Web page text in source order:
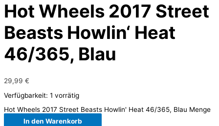
Hot Wheels 2017 Street
Beasts Howlin‘ Heat
46/365, Blau
29,99 €
Verfügbarkeit: 1 vorrätig
Hot Wheels 2017 Street Beasts Howlin' Heat 46/365, Blau Menge
In den Warenkorb